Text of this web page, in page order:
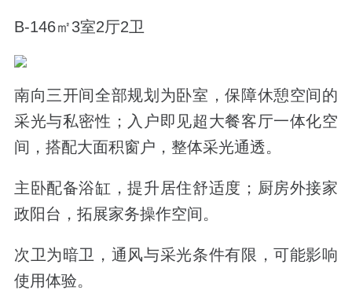
B-146㎡3室2厅2卫
南向三开间全部规划为卧室，保障休憩空间的
采光与私密性；入户即见超大餐客厅一体化空
间，搭配大面积窗户，整体采光通透。
主卧配备浴缸，提升居住舒适度；厨房外接家
政阳台，拓展家务操作空间。
次卫为暗卫，通风与采光条件有限，可能影响
使用体验。